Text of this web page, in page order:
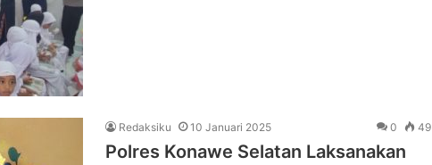
Redaksiku 10 Januari 2025 0 49
Polres Konawe Selatan Laksanakan